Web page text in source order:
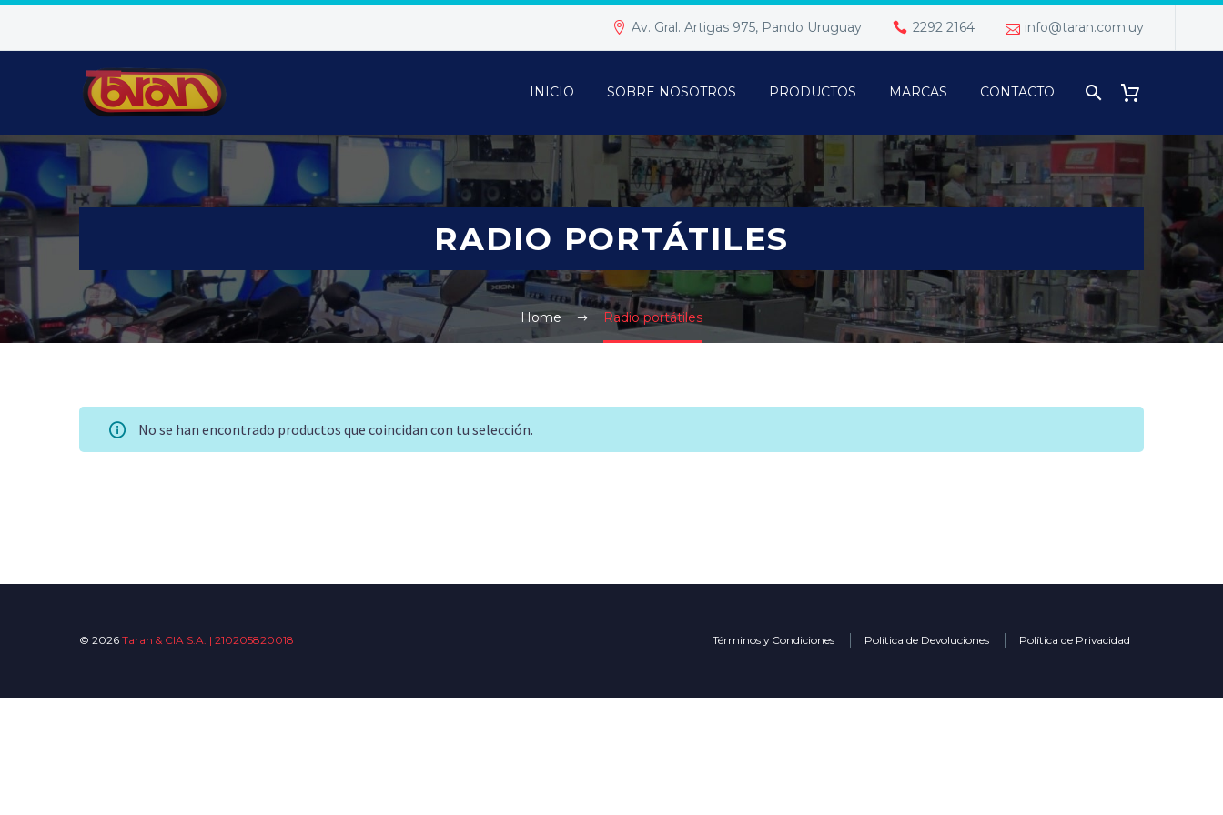
Av. Gral. Artigas 975, Pando Uruguay 2292 2164 info@taran.com.uy
INICIO SOBRE NOSOTROS PRODUCTOS MARCAS CONTACTO
RADIO PORTÁTILES
Home Radio portátiles
No se han encontrado productos que coincidan con tu selección.
© 2026 Taran & CIA S.A. | 210205820018 Términos y Condiciones Política de Devoluciones Política de Privacidad